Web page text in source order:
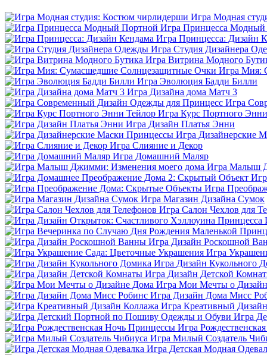
Игра Модная
Игра Принцесса
Игра Принцесса: Дизайн
Игра Студия Дизайнера
Игра Витрина Модного
Игра Мия:
Игра Эволюция Бадди Билли
Игра Дизайна дома Матч 3
Игра
Игра Курс Портного
Игра Дизайн Платья Энни
Игра Дизайнерские
Игра Слияние и Декор
Игра Домашний Маляр
Игра Малыш
Игра
Игра Магазин Дизайна Сумок
Игра Салон Чехлов для
Игра Дизайн Роскошной
Игра
Игра Дизайн Кукольного
Игра Дизайн Детской
Игра Мои Мечты о
Игра Дизайн Дома Мисс
Игра Креативный
Игра
Игра
Игра Милый Создатель
Игра Детская Модная